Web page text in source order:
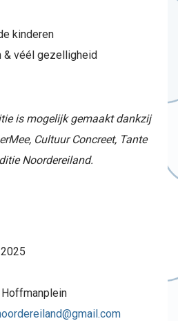
kinderen
& véél gezelligheid
is mogelijk gemaakt dankzij
Cultuur Concreet, Tante
Noordereiland.